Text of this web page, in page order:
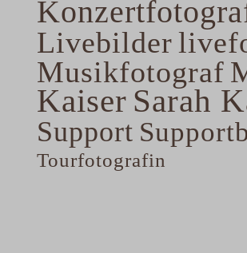
Livebilder
Musikfotograf
Kaiser Sarah
Support
Tourfotografin